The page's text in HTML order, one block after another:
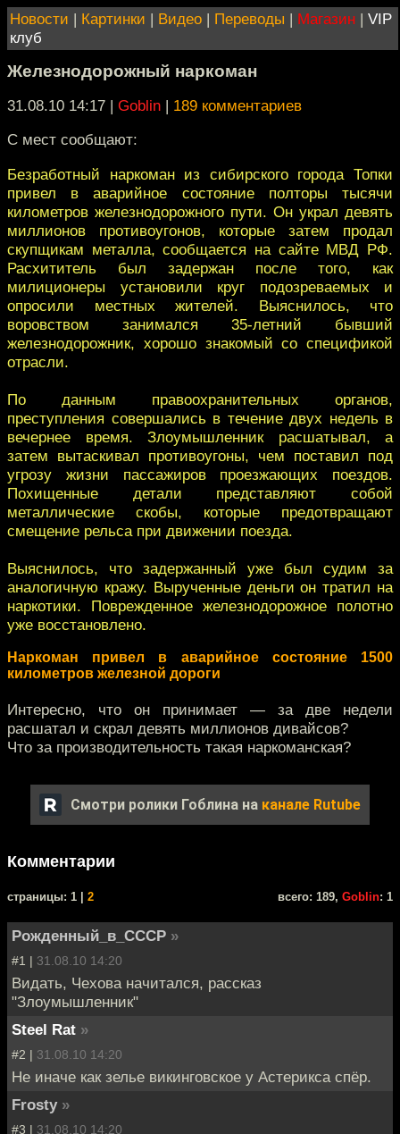
Новости | Картинки | Видео | Переводы | Магазин | VIP
клуб
Железнодорожный наркоман
31.08.10 14:17 | Goblin | 189 комментариев
С мест сообщают:
Безработный наркоман из сибирского города Топки
привел в аварийное состояние полторы тысячи
километров железнодорожного пути. Он украл девять
миллионов противоугонов, которые затем продал
скупщикам металла, сообщается на сайте МВД РФ.
Расхититель был задержан после того, как
милиционеры установили круг подозреваемых и
опросили местных жителей. Выяснилось, что
воровством занимался 35-летний бывший
железнодорожник, хорошо знакомый со спецификой
отрасли.
По данным правоохранительных органов,
преступления совершались в течение двух недель в
вечернее время. Злоумышленник расшатывал, а
затем вытаскивал противоугоны, чем поставил под
угрозу жизни пассажиров проезжающих поездов.
Похищенные детали представляют собой
металлические скобы, которые предотвращают
смещение рельса при движении поезда.
Выяснилось, что задержанный уже был судим за
аналогичную кражу. Вырученные деньги он тратил на
наркотики. Поврежденное железнодорожное полотно
уже восстановлено.
Наркоман привел в аварийное состояние 1500
километров железной дороги
Интересно, что он принимает — за две недели
расшатал и скрал девять миллионов дивайсов?
Что за производительность такая наркоманская?
Смотри ролики Гоблина на канале Rutube
Комментарии
cтраницы: 1 | 2 всего: 189, Goblin: 1
Рожденный_в_СССР »
#1 | 31.08.10 14:20
Видать, Чехова начитался, рассказ
"Злоумышленник"
Steel Rat »
#2 | 31.08.10 14:20
Не иначе как зелье викинговское у Астерикса спёр.
Frosty »
#3 | 31.08.10 14:20